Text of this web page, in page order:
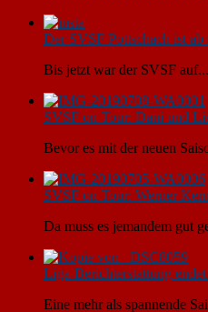
Der SVSF Pottschach ist
Bis jetzt war der SVSF auf...
SVSF on Tour: Dani und
Bevor es mit der neuen
SVSF on Tour: Werner
Da muss es jemandem gut
Liga-Berichterstattung
Eine mehr als spannende